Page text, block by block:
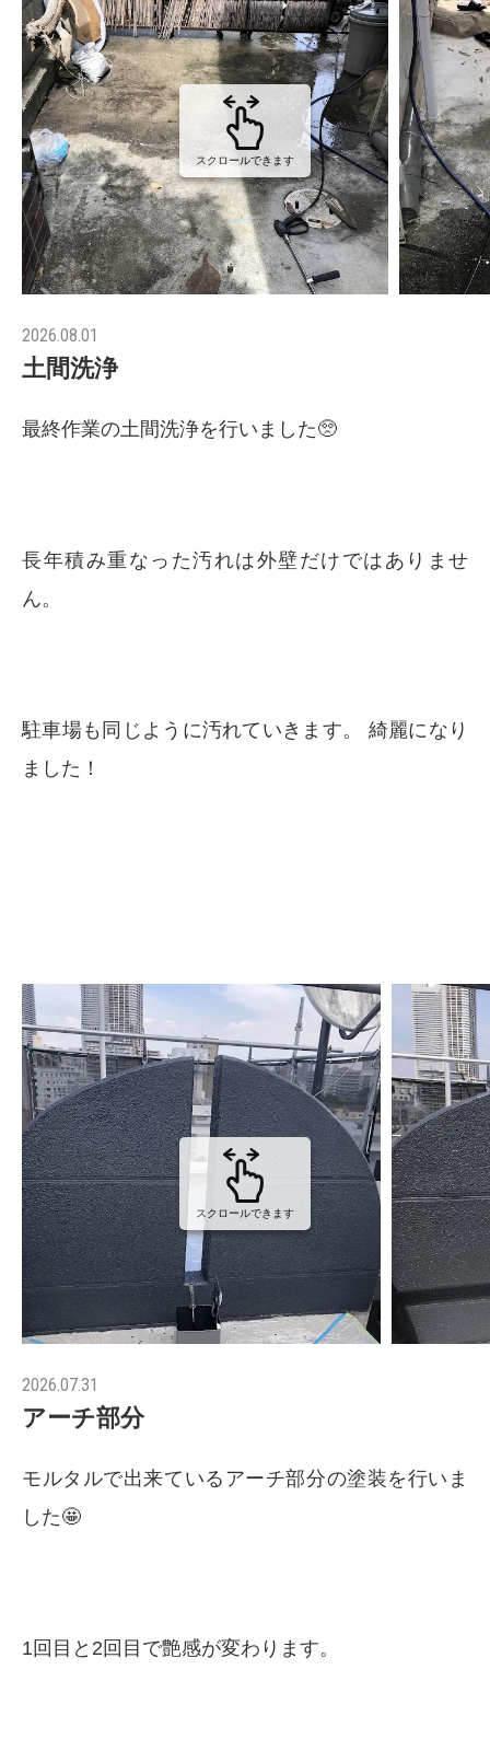
スクロールできます
2026.08.01
土間洗浄
最終作業の土間洗浄を行いました🥺
長年積み重なった汚れは外壁だけではありませ
ん。
駐車場も同じように汚れていきます。 綺麗になり
ました！
スクロールできます
2026.07.31
アーチ部分
モルタルで出来ているアーチ部分の塗装を行いま
した🤩
1回目と2回目で艶感が変わります。